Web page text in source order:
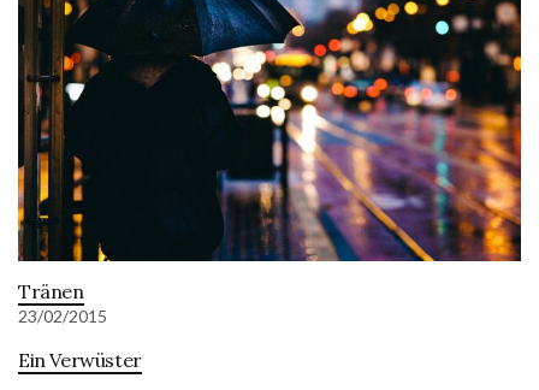
Tränen
23/02/2015
Ein Verwüster